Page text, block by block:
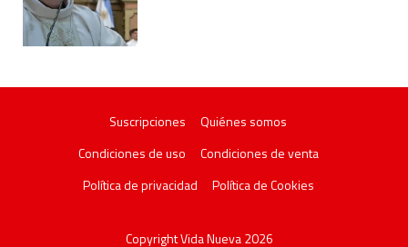
Suscripciones
Quiénes somos
Condiciones de uso
Condiciones de venta
Política de privacidad
Política de Cookies
Copyright Vida Nueva 2026